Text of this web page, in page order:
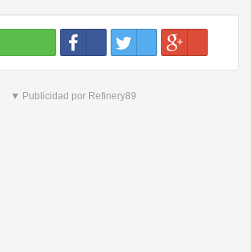
▼ Publicidad por Refinery89